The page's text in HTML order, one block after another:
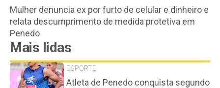
Mulher denuncia ex por furto de celular e dinheiro e
relata descumprimento de medida protetiva em
Penedo
Mais lidas
ESPORTE
Atleta de Penedo conquista segundo